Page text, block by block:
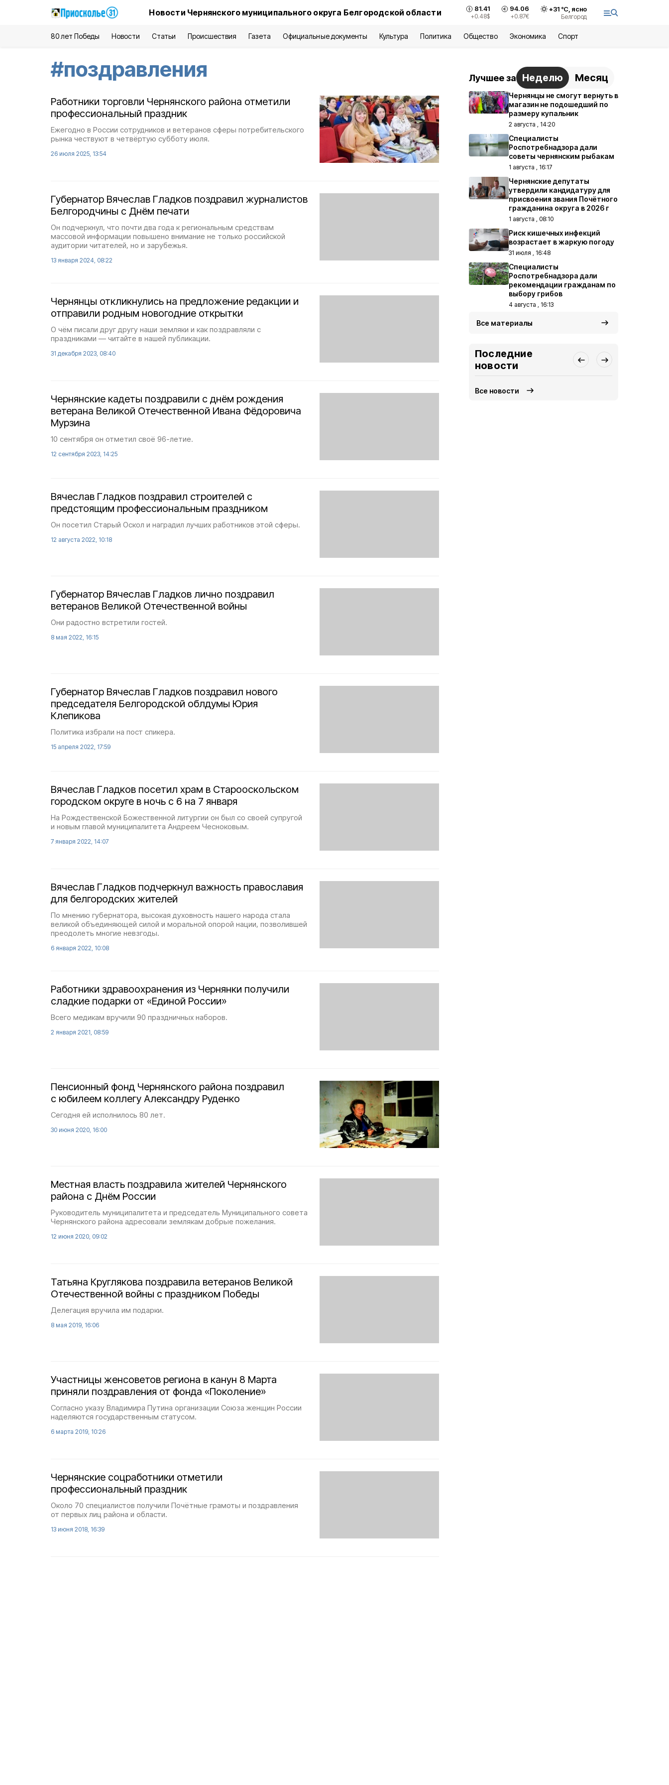
Новости Чернянского муниципального округа Белгородской области 81.41
+0.48$
94.06
+0.87€
+31°С, ясно
Белгород
80 лет Победы Новости Статьи Происшествия Газета Официальные документы Культура Политика Общество Экономика Спорт
#поздравления
Работники торговли Чернянского района отметили
профессиональный праздник
Ежегодно в России сотрудников и ветеранов сферы потребительского
рынка чествуют в четвёртую субботу июля.
26 июля 2025, 13:54
Губернатор Вячеслав Гладков поздравил журналистов
Белгородчины с Днём печати
Он подчеркнул, что почти два года к региональным средствам
массовой информации повышено внимание не только российской
аудитории читателей, но и зарубежья.
13 января 2024, 08:22
Чернянцы откликнулись на предложение редакции и
отправили родным новогодние открытки
О чём писали друг другу наши земляки и как поздравляли с
праздниками — читайте в нашей публикации.
31 декабря 2023, 08:40
Чернянские кадеты поздравили с днём рождения
ветерана Великой Отечественной Ивана Фёдоровича
Мурзина
10 сентября он отметил своё 96-летие.
12 сентября 2023, 14:25
Вячеслав Гладков поздравил строителей с
предстоящим профессиональным праздником
Он посетил Старый Оскол и наградил лучших работников этой сферы.
12 августа 2022, 10:18
Губернатор Вячеслав Гладков лично поздравил
ветеранов Великой Отечественной войны
Они радостно встретили гостей.
8 мая 2022, 16:15
Губернатор Вячеслав Гладков поздравил нового
председателя Белгородской облдумы Юрия
Клепикова
Политика избрали на пост спикера.
15 апреля 2022, 17:59
Вячеслав Гладков посетил храм в Старооскольском
городском округе в ночь с 6 на 7 января
На Рождественской Божественной литургии он был со своей супругой
и новым главой муниципалитета Андреем Чесноковым.
7 января 2022, 14:07
Вячеслав Гладков подчеркнул важность православия
для белгородских жителей
По мнению губернатора, высокая духовность нашего народа стала
великой объединяющей силой и моральной опорой нации, позволившей
преодолеть многие невзгоды.
6 января 2022, 10:08
Работники здравоохранения из Чернянки получили
сладкие подарки от «Единой России»
Всего медикам вручили 90 праздничных наборов.
2 января 2021, 08:59
Пенсионный фонд Чернянского района поздравил
с юбилеем коллегу Александру Руденко
Сегодня ей исполнилось 80 лет.
30 июня 2020, 16:00
Местная власть поздравила жителей Чернянского
района с Днём России
Руководитель муниципалитета и председатель Муниципального совета
Чернянского района адресовали землякам добрые пожелания.
12 июня 2020, 09:02
Татьяна Круглякова поздравила ветеранов Великой
Отечественной войны с праздником Победы
Делегация вручила им подарки.
8 мая 2019, 16:06
Участницы женсоветов региона в канун 8 Марта
приняли поздравления от фонда «Поколение»
Согласно указу Владимира Путина организации Союза женщин России
наделяются государственным статусом.
6 марта 2019, 10:26
Чернянские соцработники отметили
профессиональный праздник
Около 70 специалистов получили Почётные грамоты и поздравления
от первых лиц района и области.
13 июня 2018, 16:39
Лучшее за Неделю Месяц
Чернянцы не смогут вернуть в
магазин не подошедший по
размеру купальник
2 августа , 14:20
Специалисты
Роспотребнадзора дали
советы чернянским рыбакам
1 августа , 16:17
Чернянские депутаты
утвердили кандидатуру для
присвоения звания Почётного
гражданина округа в 2026 г
1 августа , 08:10
Риск кишечных инфекций
возрастает в жаркую погоду
31 июля , 16:48
Специалисты
Роспотребнадзора дали
рекомендации гражданам по
выбору грибов
4 августа , 16:13
Все материалы
Последние
новости
Все новости